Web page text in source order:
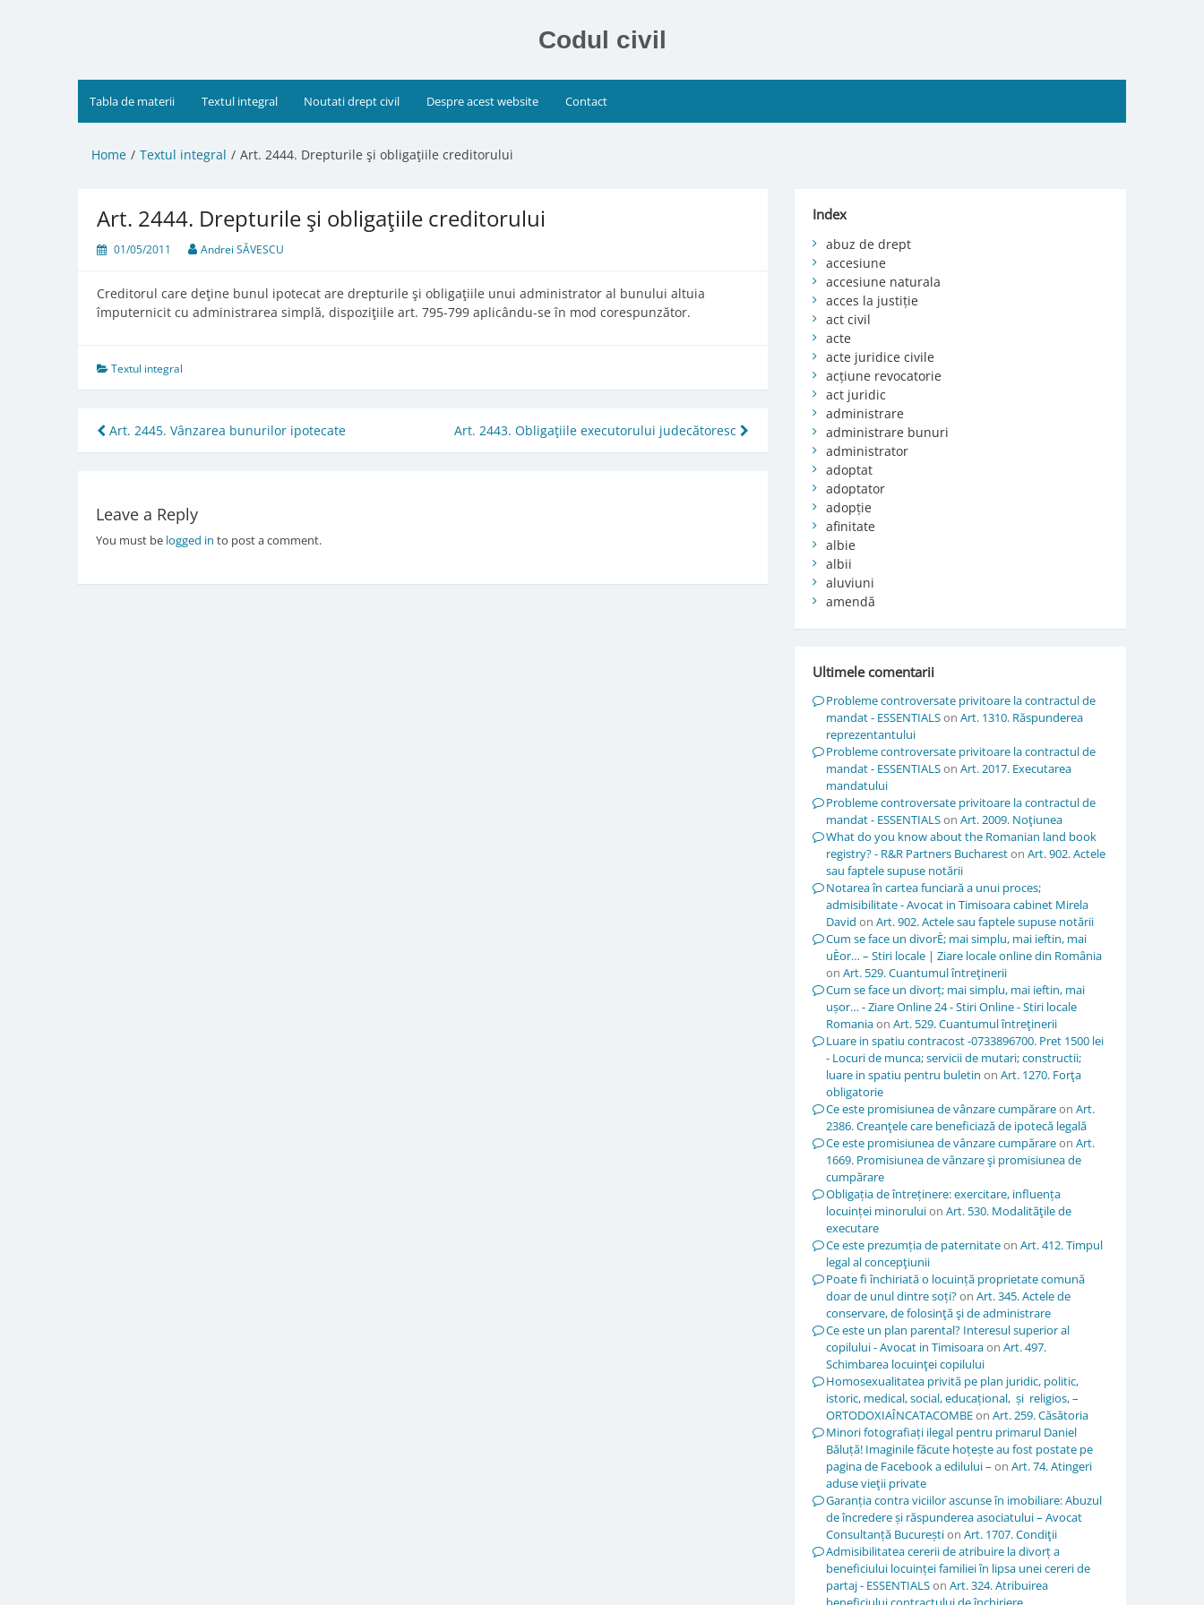
Codul civil
Tabla de materii Textul integral Noutati drept civil Despre acest website Contact
Home Textul integral Art. 2444. Drepturile şi obligaţiile creditorului
Art. 2444. Drepturile şi obligaţiile creditorului
01/05/2011 Andrei SĂVESCU
Creditorul care deţine bunul ipotecat are drepturile şi obligaţiile unui administrator al bunului altuia
împuternicit cu administrarea simplă, dispoziţiile art. 795-799 aplicându-se în mod corespunzător.
Textul integral
Post
navigation
Art. 2445. Vânzarea bunurilor ipotecate Art. 2443. Obligaţiile executorului judecătoresc
Leave a Reply
You must be logged in to post a comment.
Index
abuz de drept
accesiune
accesiune naturala
acces la justiție
act civil
acte
acte juridice civile
acțiune revocatorie
act juridic
administrare
administrare bunuri
administrator
adoptat
adoptator
adopție
afinitate
albie
albii
aluviuni
amendă
Ultimele comentarii
Probleme controversate privitoare la contractul de
mandat - ESSENTIALSon Art. 1310. Răspunderea
reprezentantului
Probleme controversate privitoare la contractul de
mandat - ESSENTIALSon Art. 2017. Executarea
mandatului
Probleme controversate privitoare la contractul de
mandat - ESSENTIALSon Art. 2009. Noţiunea
What do you know about the Romanian land book
registry? - R&R Partners Buchareston Art. 902. Actele
sau faptele supuse notării
Notarea în cartea funciară a unui proces;
admisibilitate - Avocat in Timisoara cabinet Mirela
David on Art. 902. Actele sau faptele supuse notării
Cum se face un divorÈ; mai simplu, mai ieftin, mai
uÈor… – Stiri locale | Ziare locale online din România
on Art. 529. Cuantumul întreţinerii
Cum se face un divorț; mai simplu, mai ieftin, mai
ușor… - Ziare Online 24 - Stiri Online - Stiri locale
Romaniaon Art. 529. Cuantumul întreţinerii
Luare in spatiu contracost -0733896700. Pret 1500 lei
- Locuri de munca; servicii de mutari; constructii;
luare in spatiu pentru buletin on Art. 1270. Forţa
obligatorie
Ce este promisiunea de vânzare cumpărareon Art.
2386. Creanţele care beneficiază de ipotecă legală
Ce este promisiunea de vânzare cumpărareon Art.
1669. Promisiunea de vânzare şi promisiunea de
cumpărare
Obligația de întreținere: exercitare, influența
locuinței minoruluion Art. 530. Modalităţile de
executare
Ce este prezumția de paternitateon Art. 412. Timpul
legal al concepţiunii
Poate fi închiriată o locuință proprietate comună
doar de unul dintre soți?on Art. 345. Actele de
conservare, de folosinţă şi de administrare
Ce este un plan parental? Interesul superior al
copilului - Avocat in Timisoaraon Art. 497.
Schimbarea locuinţei copilului
Homosexualitatea privită pe plan juridic, politic,
istoric, medical, social, educațional, și religios, –
ORTODOXIAÎNCATACOMBEon Art. 259. Căsătoria
Minori fotografiați ilegal pentru primarul Daniel
Băluță! Imaginile făcute hoțește au fost postate pe
pagina de Facebook a edilului – on Art. 74. Atingeri
aduse vieţii private
Garanția contra viciilor ascunse în imobiliare: Abuzul
de încredere și răspunderea asociatului – Avocat
Consultanță Bucureștion Art. 1707. Condiţii
Admisibilitatea cererii de atribuire la divorț a
beneficiului locuinței familiei în lipsa unei cereri de
partaj - ESSENTIALSon Art. 324. Atribuirea